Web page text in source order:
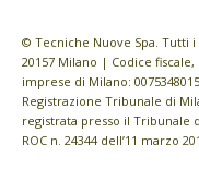
© Tecniche Nuove Spa. Tutti
20157 Milano | Codice
imprese di Milano:
Registrazione Tribunale di
registrata presso il Tribunale
ROC n. 24344 dell’11 marzo